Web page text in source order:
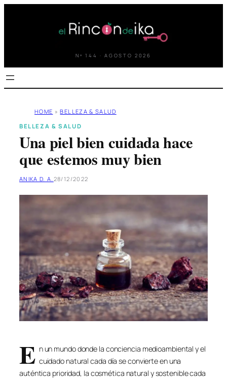
Nº 144 · AGOSTO 2026
HOME » BELLEZA & SALUD
BELLEZA & SALUD
Una piel bien cuidada hace
que estemos muy bien
ANIKA D. A. 28/12/2022
E n un mundo donde la conciencia medioambiental y el
cuidado natural cada día se convierte en una
auténtica prioridad, la cosmética natural y sostenible cada